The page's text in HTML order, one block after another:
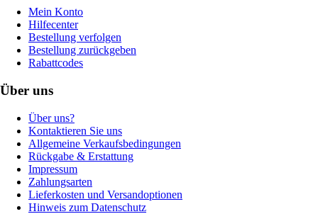
Mein Konto
Hilfecenter
Bestellung verfolgen
Bestellung zurückgeben
Rabattcodes
Über uns
Über uns?
Kontaktieren Sie uns
Allgemeine Verkaufsbedingungen
Rückgabe & Erstattung
Impressum
Zahlungsarten
Lieferkosten und Versandoptionen
Hinweis zum Datenschutz